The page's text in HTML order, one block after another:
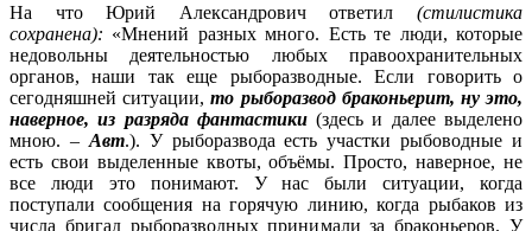
На что Юрий Александрович ответил (стилистика
сохранена): «Мнений разных много. Есть те люди, которые
недовольны деятельностью любых правоохранительных
органов, наши так еще рыборазводные. Если говорить о
сегодняшней ситуации,то рыборазвод браконьерит, ну это,
наверное, из разряда фантастики(здесь и далее выделено
мною. – Авт.). У рыборазвода есть участки рыбоводные и
есть свои выделенные квоты, объёмы. Просто, наверное, не
все люди это понимают. У нас были ситуации, когда
поступали сообщения на горячую линию, когда рыбаков из
числа бригад рыборазводных принимали за браконьеров. У